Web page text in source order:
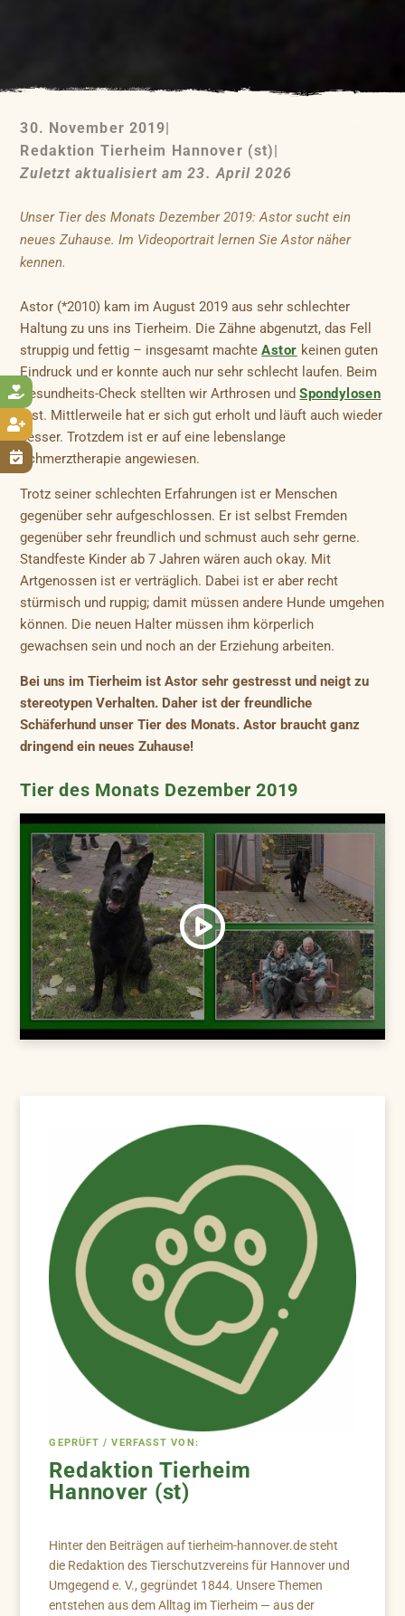



30. November 2019|
Redaktion Tierheim Hannover (st)|
Zuletzt aktualisiert am 23. April 2026
Unser Tier des Monats Dezember 2019: Astor sucht ein
neues Zuhause. Im Videoportrait lernen Sie Astor näher
kennen.
Astor (*2010) kam im August 2019 aus sehr schlechter
Haltung zu uns ins Tierheim. Die Zähne abgenutzt, das Fell
struppig und fettig – insgesamt machteAstor keinen guten
Eindruck und er konnte auch nur sehr schlecht laufen. Beim
Gesundheits-Check stellten wir Arthrosen undSpondylosen
fest. Mittlerweile hat er sich gut erholt und läuft auch wieder
besser. Trotzdem ist er auf eine lebenslange
Schmerztherapie angewiesen.
Trotz seiner schlechten Erfahrungen ist er Menschen
gegenüber sehr aufgeschlossen. Er ist selbst Fremden
gegenüber sehr freundlich und schmust auch sehr gerne.
Standfeste Kinder ab 7 Jahren wären auch okay. Mit
Artgenossen ist er verträglich. Dabei ist er aber recht
stürmisch und ruppig; damit müssen andere Hunde umgehen
können. Die neuen Halter müssen ihm körperlich
gewachsen sein und noch an der Erziehung arbeiten.
Bei uns im Tierheim ist Astor sehr gestresst und neigt zu
stereotypen Verhalten. Daher ist der freundliche
Schäferhund unser Tier des Monats. Astor braucht ganz
dringend ein neues Zuhause!
Tier des Monats Dezember 2019
GEPRÜFT / VERFASST VON:
Redaktion Tierheim
Hannover (st)
Hinter den Beiträgen auf tierheim-hannover.de steht
die Redaktion des Tierschutzvereins für Hannover und
Umgegend e. V., gegründet 1844. Unsere Themen
entstehen aus dem Alltag im Tierheim — aus der